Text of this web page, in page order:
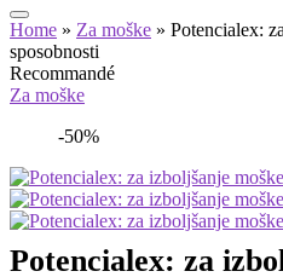
Home » Za moške » Potencialex:
sposobnosti
Recommandé
Za moške
-50%
Potencialex: za